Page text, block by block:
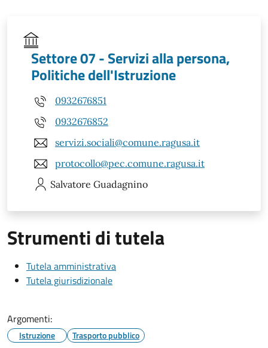
Settore 07 - Servizi alla persona,
Politiche dell'Istruzione
0932676851
0932676852
servizi.sociali@comune.ragusa.it
protocollo@pec.comune.ragusa.it
Salvatore Guadagnino
Strumenti di tutela
Tutela amministrativa
Tutela giurisdizionale
Argomenti:
Istruzione Trasporto pubblico